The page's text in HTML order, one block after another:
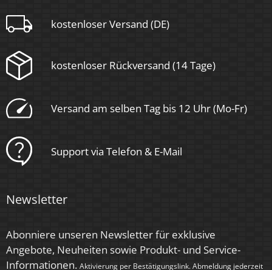
kostenloser Versand (DE)
kostenloser Rückversand (14 Tage)
Versand am selben Tag bis 12 Uhr (Mo-Fr)
Support via Telefon & E-Mail
Newsletter
Abonniere unseren Newsletter für exklusive
Angebote, Neuheiten sowie Produkt- und Service-
Informationen. Aktivierung per Bestätigungslink. Abmeldung jederzeit